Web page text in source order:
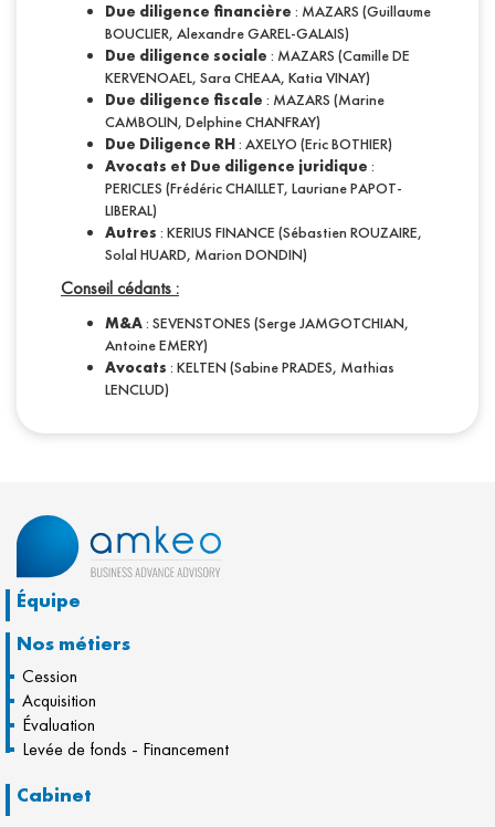
Due diligence financière : MAZARS (Guillaume
BOUCLIER, Alexandre GAREL-GALAIS)
Due diligence sociale : MAZARS (Camille DE
KERVENOAEL, Sara CHEAA, Katia VINAY)
Due diligence fiscale : MAZARS (Marine
CAMBOLIN, Delphine CHANFRAY)
Due Diligence RH: AXELYO (Eric BOTHIER)
Avocats et Due diligence juridique :
PERICLES (Frédéric CHAILLET, Lauriane PAPOT-
LIBERAL)
Autres : KERIUS FINANCE (Sébastien ROUZAIRE,
Solal HUARD, Marion DONDIN)
Conseil cédants :
M&A: SEVENSTONES (Serge JAMGOTCHIAN,
Antoine EMERY)
Avocats : KELTEN (Sabine PRADES, Mathias
LENCLUD)
Équipe
Nos métiers
Cession
Acquisition
Évaluation
Levée de fonds - Financement
Cabinet